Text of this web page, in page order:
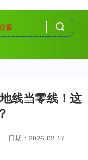
线当零线！这
日期：2026-02-17